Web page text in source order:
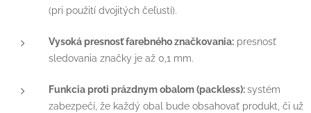
(pri použití dvojitých čeľustí).
Vysoká presnosť farebného značkovania: presnosť
sledovania značky je až 0,1 mm.
Funkcia proti prázdnym obalom (packless):systém
zabezpečí, že každý obal bude obsahovať produkt, či už